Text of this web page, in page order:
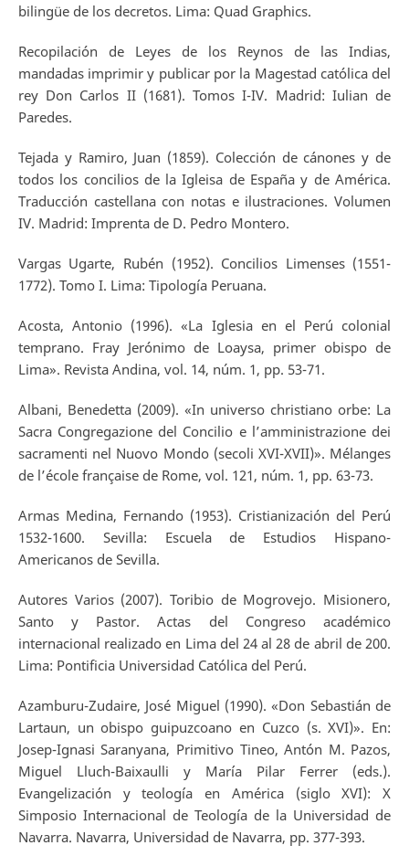
bilingüe de los decretos. Lima: Quad Graphics.
Recopilación de Leyes de los Reynos de las Indias,
mandadas imprimir y publicar por la Magestad católica del
rey Don Carlos II (1681). Tomos I-IV. Madrid: Iulian de
Paredes.
Tejada y Ramiro, Juan (1859). Colección de cánones y de
todos los concilios de la Igleisa de España y de América.
Traducción castellana con notas e ilustraciones. Volumen
IV. Madrid: Imprenta de D. Pedro Montero.
Vargas Ugarte, Rubén (1952). Concilios Limenses (1551-
1772). Tomo I. Lima: Tipología Peruana.
Acosta, Antonio (1996). «La Iglesia en el Perú colonial
temprano. Fray Jerónimo de Loaysa, primer obispo de
Lima». Revista Andina, vol. 14, núm. 1, pp. 53-71.
Albani, Benedetta (2009). «In universo christiano orbe: La
Sacra Congregazione del Concilio e l’amministrazione dei
sacramenti nel Nuovo Mondo (secoli XVI-XVII)». Mélanges
de l’école française de Rome, vol. 121, núm. 1, pp. 63-73.
Armas Medina, Fernando (1953). Cristianización del Perú
1532-1600. Sevilla: Escuela de Estudios Hispano-
Americanos de Sevilla.
Autores Varios (2007). Toribio de Mogrovejo. Misionero,
Santo y Pastor. Actas del Congreso académico
internacional realizado en Lima del 24 al 28 de abril de 200.
Lima: Pontificia Universidad Católica del Perú.
Azamburu-Zudaire, José Miguel (1990). «Don Sebastián de
Lartaun, un obispo guipuzcoano en Cuzco (s. XVI)». En:
Josep-Ignasi Saranyana, Primitivo Tineo, Antón M. Pazos,
Miguel Lluch-Baixaulli y María Pilar Ferrer (eds.).
Evangelización y teología en América (siglo XVI): X
Simposio Internacional de Teología de la Universidad de
Navarra. Navarra, Universidad de Navarra, pp. 377-393.